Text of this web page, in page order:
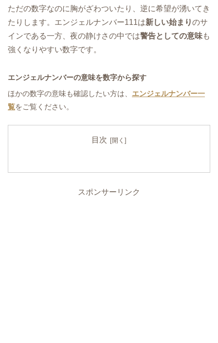
ただの数字なのに胸がざわついたり、逆に希望が湧いてき
たりします。エンジェルナンバー111は新しい始まりのサ
インである一方、夜の静けさの中では警告としての意味も
強くなりやすい数字です。
エンジェルナンバーの意味を数字から探す
ほかの数字の意味も確認したい方は、 エンジェルナンバー一
覧をご覧ください。
目次
スポンサーリンク